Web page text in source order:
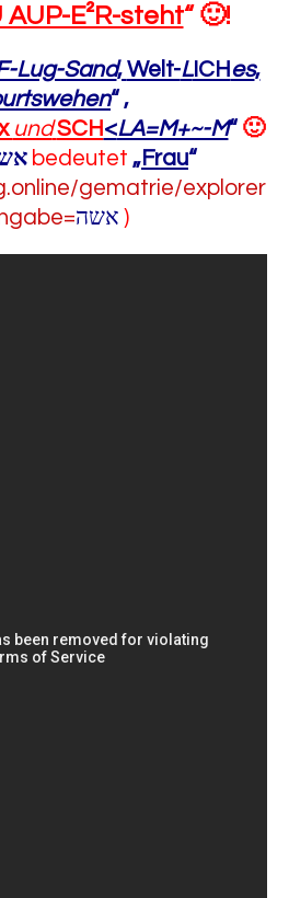
AUP-E²R-steht“ 🙂!
Lug-Sand,Welt-LICHes,
“ ,
und SCH<LA=M+~-M“ 🙂
bedeutet „Frau“
gematrie/explorer
אשה )